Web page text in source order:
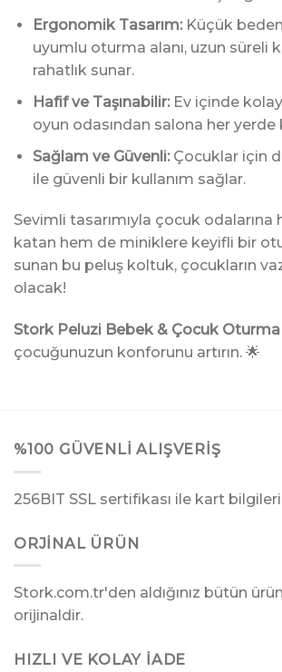
Ergonomik Tasarım:Küçük
uyumlu oturma alanı, uzun süreli
rahatlık sunar.
Hafif ve Taşınabilir:Ev içinde
oyun odasından salona her yerde
Sağlam ve Güvenli:Çocuklar için
ile güvenli bir kullanım sağlar.
Sevimli tasarımıyla çocuk odalarına
katan hem de miniklere keyifli bir
sunan bu peluş koltuk, çocukların
olacak!
Stork Peluzi Bebek & Çocuk
çocuğunuzun konforunu artırın. 🌟
%100 GÜVENLI ALIŞVERIŞ
256BIT SSL sertifikası ile kart
ORJINAL ÜRÜN
Stork.com.tr'den aldığınız bütün
orijinaldir.
HIZLI VE KOLAY İADE